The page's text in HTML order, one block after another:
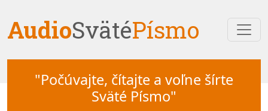
AudioSvätéPísmo
"Počúvajte, čítajte a voľne šírte
Sväté Písmo"